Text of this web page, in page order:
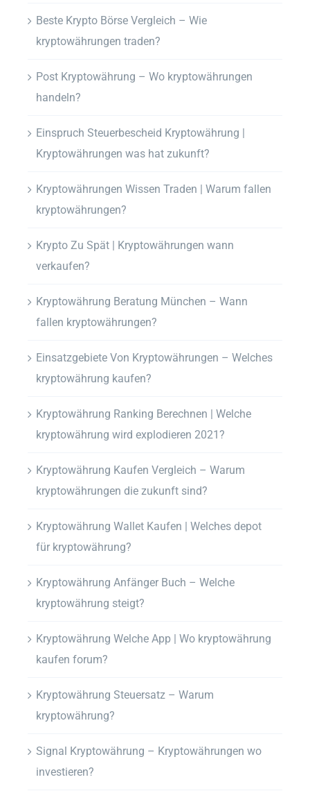
Beste Krypto Börse Vergleich – Wie
kryptowährungen traden?
Post Kryptowährung – Wo kryptowährungen
handeln?
Einspruch Steuerbescheid Kryptowährung |
Kryptowährungen was hat zukunft?
Kryptowährungen Wissen Traden | Warum fallen
kryptowährungen?
Krypto Zu Spät | Kryptowährungen wann
verkaufen?
Kryptowährung Beratung München – Wann
fallen kryptowährungen?
Einsatzgebiete Von Kryptowährungen – Welches
kryptowährung kaufen?
Kryptowährung Ranking Berechnen | Welche
kryptowährung wird explodieren 2021?
Kryptowährung Kaufen Vergleich – Warum
kryptowährungen die zukunft sind?
Kryptowährung Wallet Kaufen | Welches depot
für kryptowährung?
Kryptowährung Anfänger Buch – Welche
kryptowährung steigt?
Kryptowährung Welche App | Wo kryptowährung
kaufen forum?
Kryptowährung Steuersatz – Warum
kryptowährung?
Signal Kryptowährung – Kryptowährungen wo
investieren?